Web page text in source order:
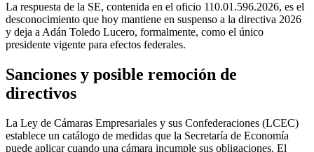
La respuesta de la SE, contenida en el oficio 110.01.596.2026, es el
desconocimiento que hoy mantiene en suspenso a la directiva 2026
y deja a Adán Toledo Lucero, formalmente, como el único
presidente vigente para efectos federales.
Sanciones y posible remoción de
directivos
La Ley de Cámaras Empresariales y sus Confederaciones (LCEC)
establece un catálogo de medidas que la Secretaría de Economía
puede aplicar cuando una cámara incumple sus obligaciones. El